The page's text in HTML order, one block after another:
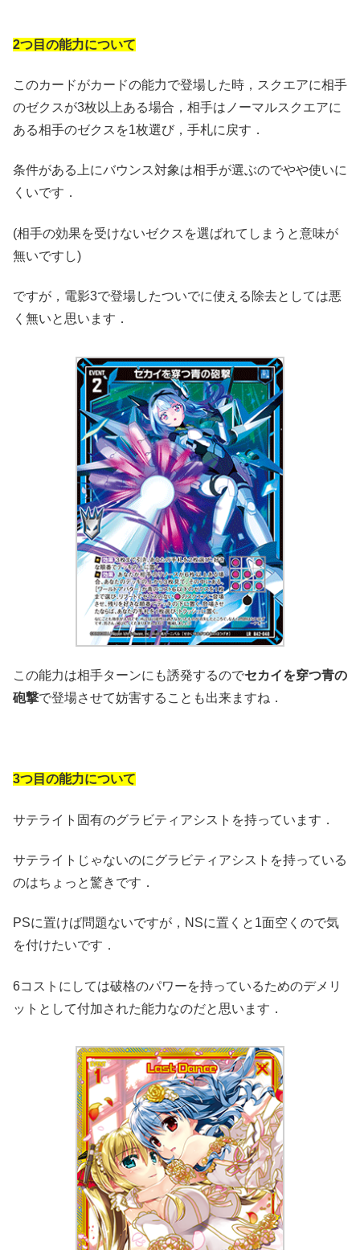
2つ目の能力について
このカードがカードの能力で登場した時，スクエアに相手
のゼクスが3枚以上ある場合，相手はノーマルスクエアに
ある相手のゼクスを1枚選び，手札に戻す．
条件がある上にバウンス対象は相手が選ぶのでやや使いに
くいです．
(相手の効果を受けないゼクスを選ばれてしまうと意味が
無いですし)
ですが，電影3で登場したついでに使える除去としては悪
く無いと思います．
この能力は相手ターンにも誘発するのでセカイを穿つ青の
砲撃で登場させて妨害することも出来ますね．
3つ目の能力について
サテライト固有のグラビティアシストを持っています．
サテライトじゃないのにグラビティアシストを持っている
のはちょっと驚きです．
PSに置けば問題ないですが，NSに置くと1面空くので気
を付けたいです．
6コストにしては破格のパワーを持っているためのデメリ
ットとして付加された能力なのだと思います．